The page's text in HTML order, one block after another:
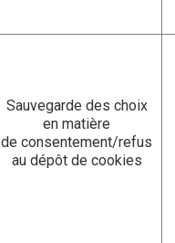
Sauvegarde des choix
en matière
de consentement/refus
au dépôt de cookies